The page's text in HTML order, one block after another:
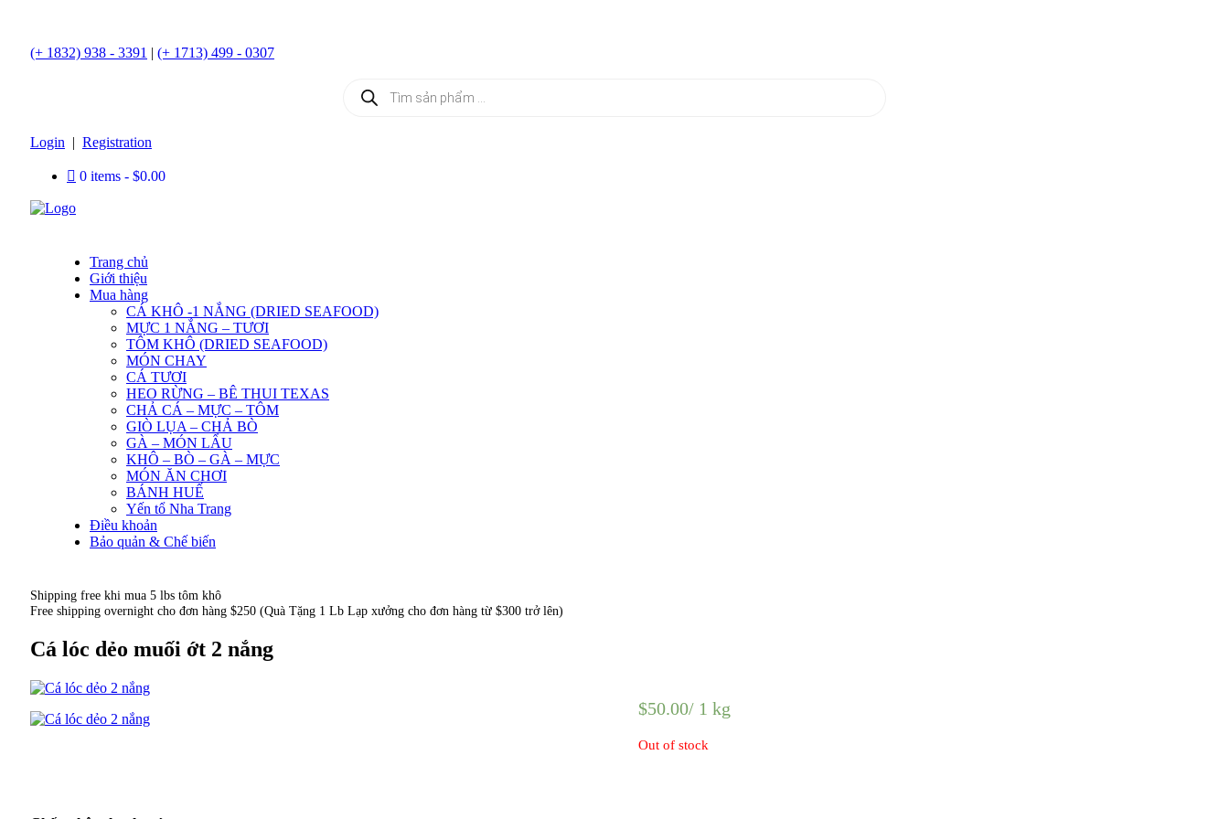
(+ 1832) 938 - 3391 | (+ 1713) 499 - 0307
search
Login | Registration
0 items $0.00
Trang chủ
Giới thiệu
Mua hàng
CÁ KHÔ -1 NẮNG (DRIED SEAFOOD)
MỰC 1 NẮNG – TƯƠI
TÔM KHÔ (DRIED SEAFOOD)
MÓN CHAY
CÁ TƯƠI
HEO RỪNG – BÊ THUI TEXAS
CHẢ CÁ – MỰC – TÔM
GIÒ LỤA – CHẢ BÒ
GÀ – MÓN LẨU
KHÔ – BÒ – GÀ – MỰC
MÓN ĂN CHƠI
BÁNH HUẾ
Yến tổ Nha Trang
Điều khoản
Bảo quản & Chế biến
Shipping free khi mua 5 lbs tôm khô
Free shipping overnight cho đơn hàng $250 (Quà Tặng 1 Lb Lạp xưởng cho đơn hàng từ $300 trở lên)
Cá lóc dẻo muối ớt 2 nắng
$50.00/ 1 kg
Out of stock